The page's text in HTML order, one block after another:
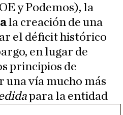
y Podemos), la
la creación de una
el déficit histórico
en lugar de
principios de
una vía mucho más
para la entidad